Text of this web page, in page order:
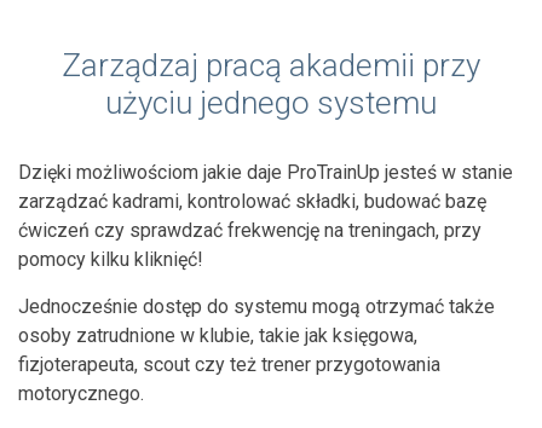
Zarządzaj pracą akademii przy
użyciu jednego systemu
Dzięki możliwościom jakie daje ProTrainUp jesteś w stanie
zarządzać kadrami, kontrolować składki, budować bazę
ćwiczeń czy sprawdzać frekwencję na treningach, przy
pomocy kilku kliknięć!
Jednocześnie dostęp do systemu mogą otrzymać także
osoby zatrudnione w klubie, takie jak księgowa,
fizjoterapeuta, scout czy też trener przygotowania
motorycznego.